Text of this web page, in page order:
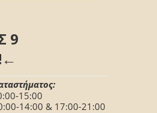
9
15:00
14:00 & 17:00-21:00